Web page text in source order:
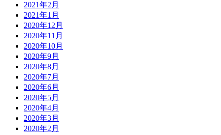
2021年2月
2021年1月
2020年12月
2020年11月
2020年10月
2020年9月
2020年8月
2020年7月
2020年6月
2020年5月
2020年4月
2020年3月
2020年2月